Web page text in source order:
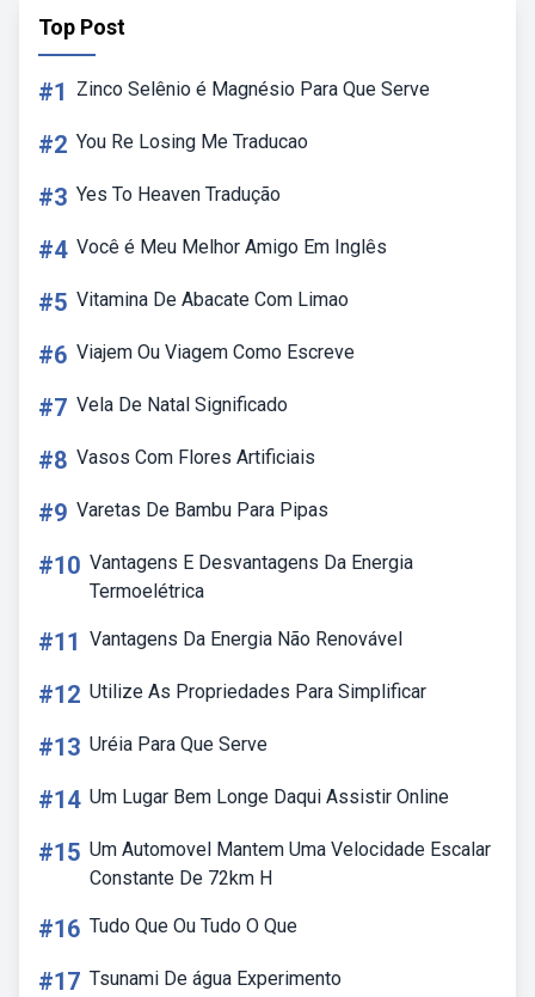
Top Post
#1 Zinco Selênio é Magnésio Para Que Serve
#2 You Re Losing Me Traducao
#3 Yes To Heaven Tradução
#4 Você é Meu Melhor Amigo Em Inglês
#5 Vitamina De Abacate Com Limao
#6 Viajem Ou Viagem Como Escreve
#7 Vela De Natal Significado
#8 Vasos Com Flores Artificiais
#9 Varetas De Bambu Para Pipas
#10 Vantagens E Desvantagens Da Energia
Termoelétrica
#11 Vantagens Da Energia Não Renovável
#12 Utilize As Propriedades Para Simplificar
#13 Uréia Para Que Serve
#14 Um Lugar Bem Longe Daqui Assistir Online
#15 Um Automovel Mantem Uma Velocidade Escalar
Constante De 72km H
#16 Tudo Que Ou Tudo O Que
#17 Tsunami De água Experimento